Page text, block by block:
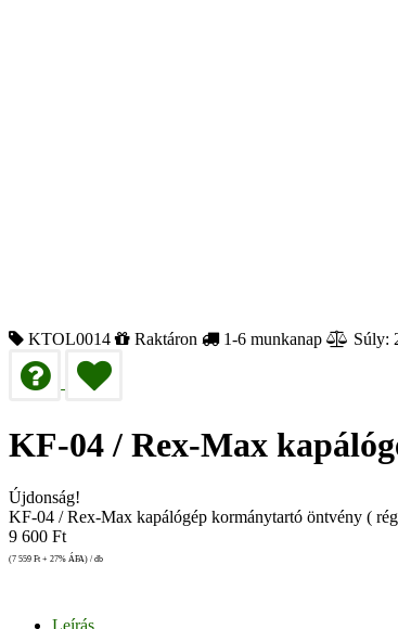
KTOL0014 Raktáron 1-6 munkanap Súly:
KF-04 / Rex-Max
Újdonság!
KF-04 / Rex-Max kapálógép kormánytartó öntvény (
9 600 Ft
(7 559 Ft + 27% ÁFA) / db